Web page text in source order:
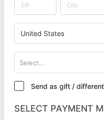
United States
Select...
Send as gift /
SELECT PAYMENT